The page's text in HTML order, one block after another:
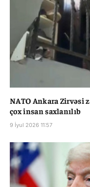
NATO Ankara Zirvəsi
çox insan saxlanılıb
9 İyul 2026 11:57